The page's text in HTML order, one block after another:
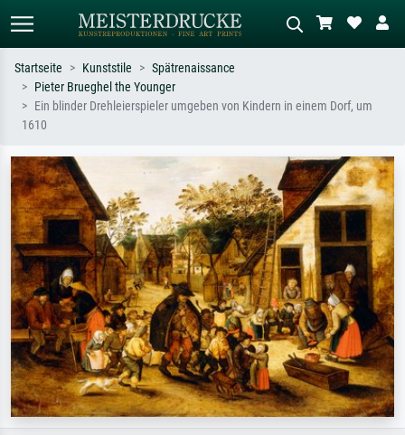
Standardsuche KI-Bildersuche
Suchen Sie nach Künstlern, Werktiteln
Sternennacht, Impressionismus, Welle
Hokusai, Akt.
Ölgemälde, Stehender Akt neben einem
Baum.
Startseite Kunststile
Spätrenaissance
Pieter Brueghel the Younger
Ein blinder Drehleierspieler umgeben von Kindern in einem Dorf, um
1610